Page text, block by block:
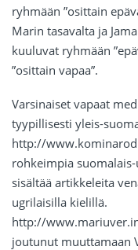
ryhmään ”osittain
Marin tasavalta ja
kuuluvat ryhmään
”osittain vapaa”.
Varsinaiset vapaat
tyypillisesti yleis-
http://
rohkeimpia
sisältää artikkeleita
ugrilaisilla kielillä.
http://
joutunut muuttamaan